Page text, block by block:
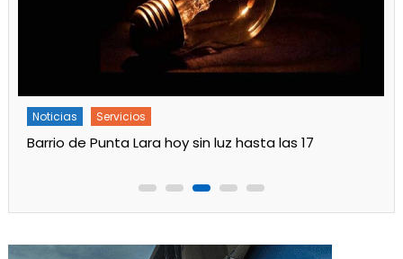
Noticias Servicios
Barrio de Punta Lara hoy sin luz hasta las 17